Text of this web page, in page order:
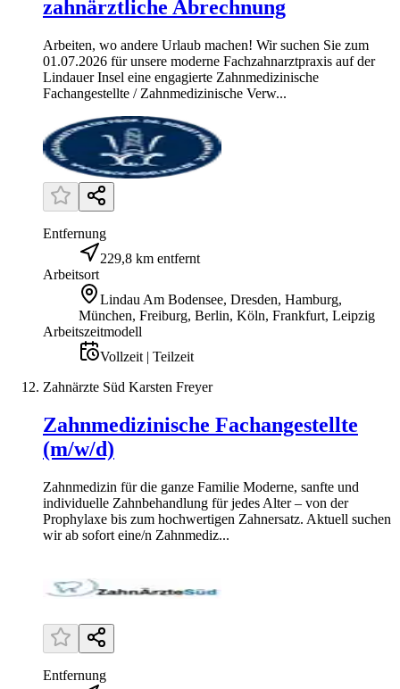
zahnärztliche Abrechnung
Arbeiten, wo andere Urlaub machen! Wir suchen Sie zum
01.07.2026 für unsere moderne Fachzahnarztpraxis auf der
Lindauer Insel eine engagierte Zahnmedizinische
Fachangestellte / Zahnmedizinische Verw...
Entfernung
229,8 km entfernt
Arbeitsort
Lindau Am Bodensee, Dresden, Hamburg,
München, Freiburg, Berlin, Köln, Frankfurt, Leipzig
Arbeitszeitmodell
Vollzeit | Teilzeit
Zahnärzte Süd Karsten Freyer
Zahnmedizinische Fachangestellte
(m/w/d)
Zahnmedizin für die ganze Familie Moderne, sanfte und
individuelle Zahnbehandlung für jedes Alter – von der
Prophylaxe bis zum hochwertigen Zahnersatz. Aktuell suchen
wir ab sofort eine/n Zahnmediz...
Entfernung